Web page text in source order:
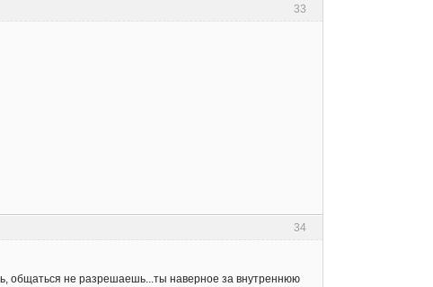
33
34
общаться не разрешаешь...ты наверное за внутреннюю